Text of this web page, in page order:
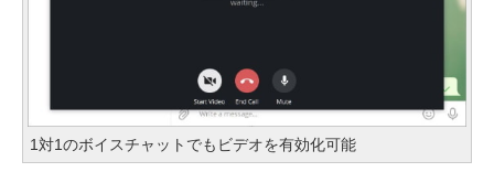
1対1のボイスチャットでもビデオを有効化可能